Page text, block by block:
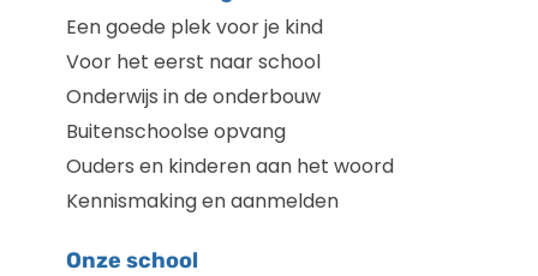
Een goede plek voor je kind
Voor het eerst naar school
Onderwijs in de onderbouw
Buitenschoolse opvang
Ouders en kinderen aan het woord
Kennismaking en aanmelden
Onze school